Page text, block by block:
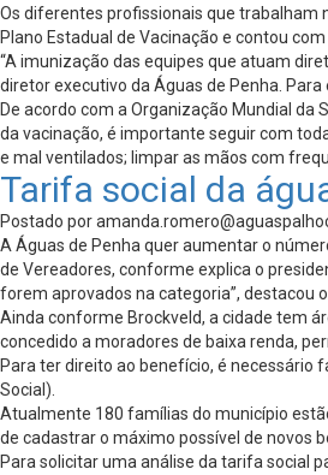
Os diferentes profissionais que trabalham
Plano Estadual de Vacinação e contou
“A imunização das equipes que atuam
diretor executivo da Águas de Penha.
De acordo com a Organização Mundial
da vacinação, é importante seguir com
e mal ventilados; limpar as mãos com
Tarifa social da
Postado por
A Águas de Penha quer aumentar o
de Vereadores, conforme explica o
forem aprovados na categoria”, destacou
Ainda conforme Brockveld, a cidade tem
concedido a moradores de baixa renda,
Para ter direito ao benefício, é necessário
Social).
Atualmente 180 famílias do município
de cadastrar o máximo possível de novos
Para solicitar uma análise da tarifa social